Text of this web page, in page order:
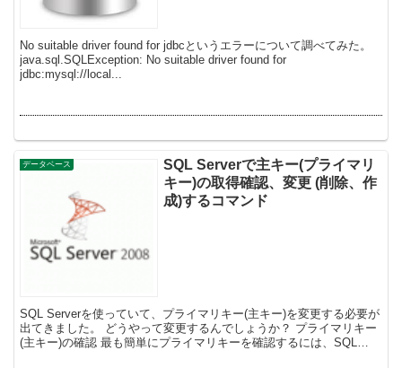
No suitable driver found for jdbcというエラーについて調べてみた。
java.sql.SQLException: No suitable driver found for
jdbc:mysql://local...
データベース
SQL Serverで主キー(プライマリ
キー)の取得確認、変更 (削除、作
成)するコマンド
SQL Serverを使っていて、プライマリキー(主キー)を変更する必要が
出てきました。 どうやって変更するんでしょうか？ プライマリキー
(主キー)の確認 最も簡単にプライマリキーを確認するには、SQL